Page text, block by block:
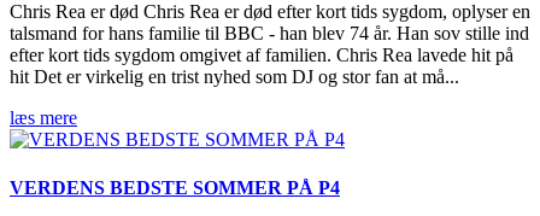
Chris Rea er død Chris Rea er død efter kort tids sygdom, oplyser en
talsmand for hans familie til BBC - han blev 74 år. Han sov stille ind
efter kort tids sygdom omgivet af familien. Chris Rea lavede hit på
hit Det er virkelig en trist nyhed som DJ og stor fan at må...
læs mere
VERDENS BEDSTE SOMMER PÅ P4